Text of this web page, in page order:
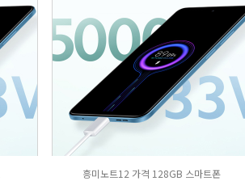
흥미노트12 가격 128GB 스마트폰